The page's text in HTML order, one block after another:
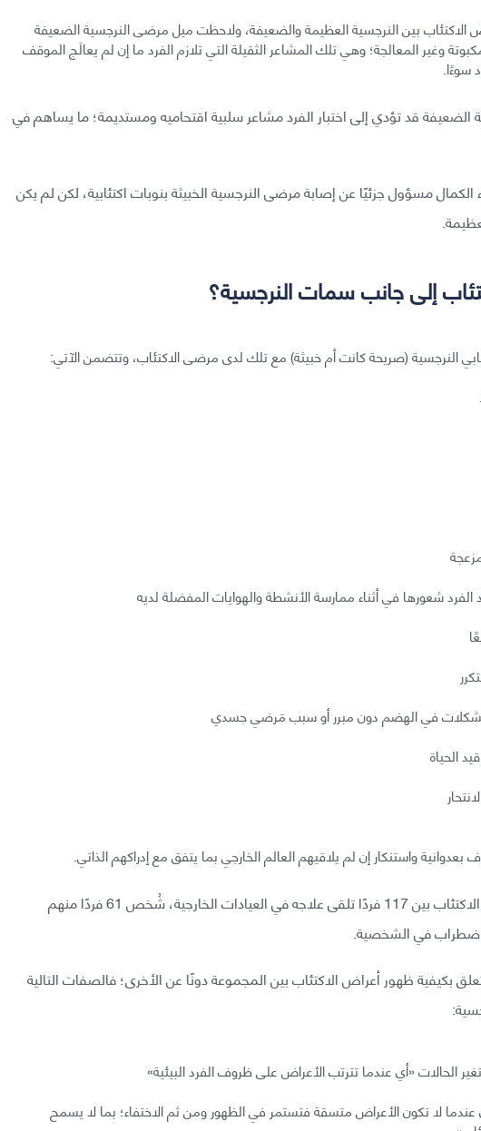
الاكتئاب بين النرجسية العظيمة والضعيفة، ولاحظت ميل مرضى النرجسية الضعيفة
وغير المعالجة؛ وهي تلك المشاعر الثقيلة التي تلازم الفرد ما إن لم يعالَج الموقف
سوءًا.
الضعيفة قد تؤدي إلى اختبار الفرد مشاعر سلبية اقتحاميه ومستديمة؛ ما يساهم في
مسؤول جزئيًا عن إصابة مرضى النرجسية الخبيثة بنوبات اكتئابية، لكن لم يكن
إلى جانب سمات النرجسية؟
النرجسية (صريحة كانت أم خبيثة) مع تلك لدى مرضى الاكتئاب، وتتضمن الآتي:
الفرد شعورها في أثناء ممارسة الأنشطة والهوايات المفضلة لديه
مشكلات في الهضم دون مبرر أو سبب مَرضي جسدي
الحياة
واستنكار إن لم يلاقيهم العالم الخارجي بما يتفق مع إدراكهم الذاتي.
نظرت إحدى الدراسات في أعراض الاكتئاب بين 117 فردًا تلقى علاجه في العيادات الخارجية، شُخص 61 فردًا منهم
بكيفية ظهور أعراض الاكتئاب بين المجموعة دونًا عن الأخرى؛ فالصفات التالية
الحالات «أي عندما تترتب الأعراض على ظروف الفرد البيئية»
عندما لا تكون الأعراض متسقة فتستمر في الظهور ومن ثم الاختفاء؛ بما لا يسمح